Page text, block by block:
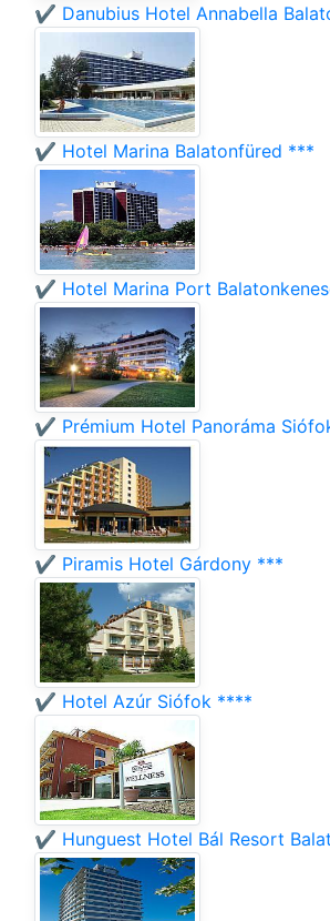
✔️ Danubius Hotel Annabella
✔️ Hotel Marina Balatonfüred ***
✔️ Hotel Marina Port
✔️ Prémium Hotel Panoráma
✔️ Piramis Hotel Gárdony ***
✔️ Hotel Azúr Siófok ****
✔️ Hunguest Hotel Bál Resort